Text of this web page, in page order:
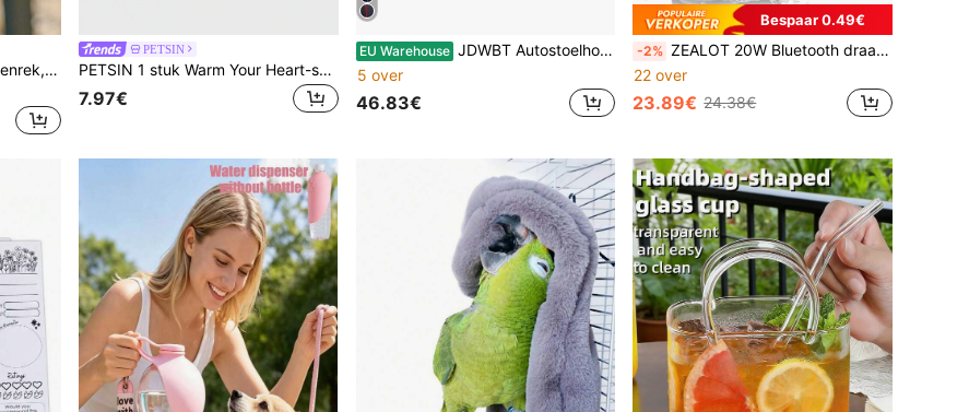
Cirelle 1 stuk modieuze tassenrek, handtashanger, opvouwbare haakstandaard, draagbaar sleutelrek, tafelhaak, opbergrek voor op reis en buiten, kledinghanger
PETSIN
PETSIN 1 stuk Warm Your Heart-serie - Hartvormig rozenbloemelement, snuffelmat voor kleine huisdieren (katten en honden), slowfood puzzelspeelgoed
7.97€
EU Warehouse JDWBT Autostoelhoezen voorstoelen 1-pack, universele leren voorstoelhoezen, autostoelbeschermer, airbagcompatibel, voor de meeste auto's, bestelwagens, SUV's en vrachtwagens
5 over
46.83€
Bespaar 0.49€
-2% ZEALOT 20W Bluetooth draadloze luidspreker, draagbare subwoofer luidspreker voor buiten, IPX5 waterdicht, draadloze luidspreker, koppelen van twee apparaten, 1800mAh batterij, 6 uur speeltijd, luid stereogeluid, krachtige bas
22 over
23.89€ 24.38€